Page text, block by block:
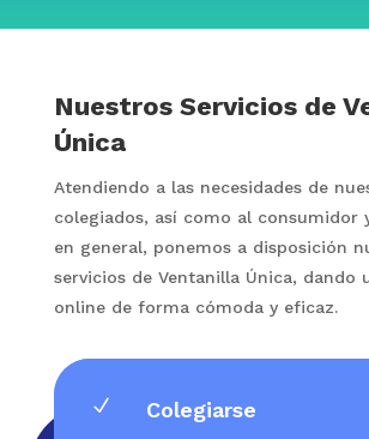
Nuestros Servicios de
Única
Atendiendo a las necesidades de
colegiados, así como al consumidor
en general, ponemos a disposición
servicios de Ventanilla Única, dando
online de forma cómoda y eficaz.
N Colegiarse